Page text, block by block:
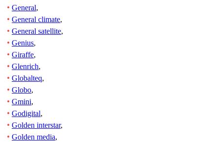
General,
General climate,
General satellite,
Genius,
Giraffe,
Glenrich,
Globalteq,
Globo,
Gmini,
Godigital,
Golden interstar,
Golden media,